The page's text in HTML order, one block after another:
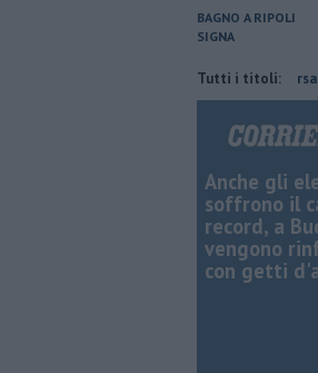
BAGNO A RIPOLI
SIGNA
Tutti i titoli:
Giornalismo in lutto per la scomparsa di
Anche gli
soffrono il
record, a
vengono
con getti